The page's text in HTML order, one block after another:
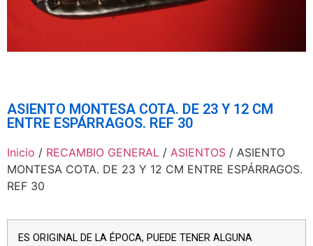
ASIENTO MONTESA COTA. DE 23 Y 12 CM
ENTRE ESPÁRRAGOS. REF 30
Inicio / RECAMBIO GENERAL / ASIENTOS / ASIENTO
MONTESA COTA. DE 23 Y 12 CM ENTRE ESPÁRRAGOS.
REF 30
ES ORIGINAL DE LA ÉPOCA, PUEDE TENER ALGUNA